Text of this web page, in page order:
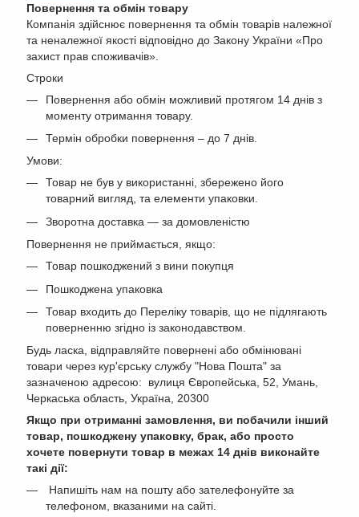
Повернення та обмін товару
Компанія здійснює повернення та обмін товарів належної
та неналежної якості відповідно до Закону України «Про
захист прав споживачів».
Строки
Повернення або обмін можливий протягом 14 днів з
моменту отримання товару.
Термін обробки повернення – до 7 днів.
Умови:
Товар не був у використанні, збережено його
товарний вигляд, та елементи упаковки.
Зворотна доставка — за домовленістю
Повернення не приймається, якщо:
Товар пошкоджений з вини покупця
Пошкоджена упаковка
Товар входить до Переліку товарів, що не підлягають
поверненню згідно із законодавством.
Будь ласка, відправляйте повернені або обмінювані
товари через кур'єрську службу "Нова Пошта" за
зазначеною адресою: вулиця Європейська, 52, Умань,
Черкаська область, Україна, 20300
Якщо при отриманні замовлення, ви побачили інший
товар, пошкоджену упаковку, брак, або просто
хочете повернути товар в межах 14 днів виконайте
такі дії:
Напишіть нам на пошту або зателефонуйте за
телефоном, вказаними на сайті.